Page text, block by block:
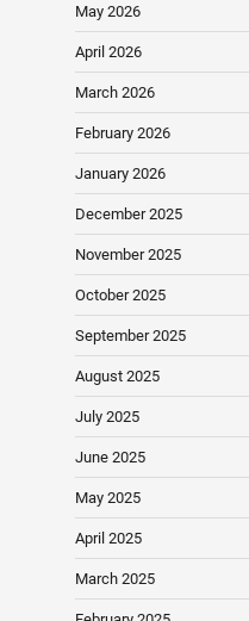
May 2026
April 2026
March 2026
February 2026
January 2026
December 2025
November 2025
October 2025
September 2025
August 2025
July 2025
June 2025
May 2025
April 2025
March 2025